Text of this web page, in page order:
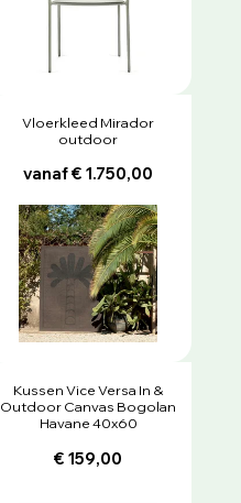
Vloerkleed Mirador
outdoor
vanaf € 1.750,00
Kussen Vice Versa In &
Outdoor Canvas Bogolan
Havane 40x60
€ 159,00